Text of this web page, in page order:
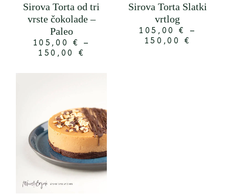
Sirova Torta od tri
vrste čokolade –
Paleo
105,00 € –
150,00 €
Sirova Torta Slatki
vrtlog
105,00 € –
150,00 €